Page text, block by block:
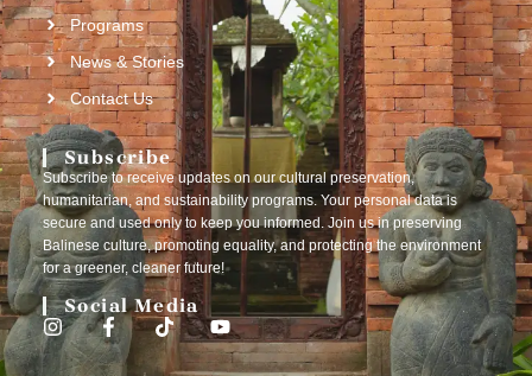
Subscribe
Subscribe to receive updates on our cultural preservation,
humanitarian, and sustainability programs. Your personal data is
secure and used only to keep you informed. Join us in preserving
Balinese culture, promoting equality, and protecting the environment
for a greener, cleaner future!
Social Media
Programs
News & Stories
Contact Us